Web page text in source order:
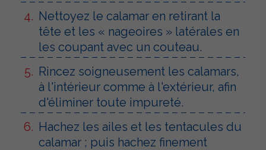
Nettoyez le calamar en retirant la
tête et les « nageoires » latérales en
les coupant avec un couteau.
Rincez soigneusement les calamars,
à l'intérieur comme à l'extérieur, afin
d'éliminer toute impureté.
Hachez les ailes et les tentacules du
calamar ; puis hachez finement